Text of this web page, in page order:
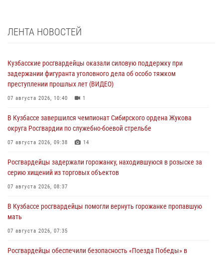
ЛЕНТА НОВОСТЕЙ
Кузбасские росгвардейцы оказали силовую поддержку при
задержании фигуранта уголовного дела об особо тяжком
преступлении прошлых лет (ВИДЕО)
07 августа 2026, 10:40 1
В Кузбассе завершился чемпионат Сибирского ордена Жукова
округа Росгвардии по служебно-боевой стрельбе
07 августа 2026, 09:38 14
Росгвардейцы задержали горожанку, находившуюся в розыске за
серию хищений из торговых объектов
07 августа 2026, 08:37
В Кузбассе росгвардейцы помогли вернуть горожанке пропавшую
мать
07 августа 2026, 07:35
Росгвардейцы обеспечили безопасность «Поезда Победы» в